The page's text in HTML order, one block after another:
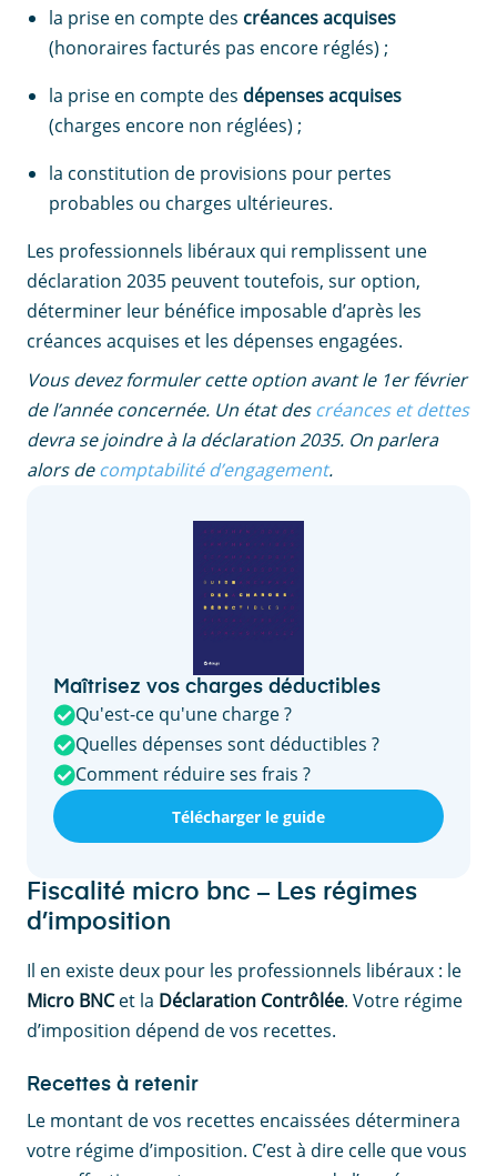
la prise en compte des créances acquises
(honoraires facturés pas encore réglés) ;
la prise en compte des dépenses acquises
(charges encore non réglées) ;
la constitution de provisions pour pertes
probables ou charges ultérieures.
Les professionnels libéraux qui remplissent une
déclaration 2035 peuvent toutefois, sur option,
déterminer leur bénéfice imposable d’après les
créances acquises et les dépenses engagées.
Vous devez formuler cette option avant le 1er février
de l’année concernée. Un état descréances et dettes
devra se joindre à la déclaration 2035. On parlera
alors decomptabilité d’engagement.
Maîtrisez vos charges déductibles
Qu'est-ce qu'une charge ?
Quelles dépenses sont déductibles ?
Comment réduire ses frais ?
Télécharger le guide
Fiscalité micro bnc – Les régimes
d’imposition
Il en existe deux pour les professionnels libéraux : le
Micro BNCet la Déclaration Contrôlée. Votre régime
d’imposition dépend de vos recettes.
Recettes à retenir
Le montant de vos recettes encaissées déterminera
votre régime d’imposition. C’est à dire celle que vous